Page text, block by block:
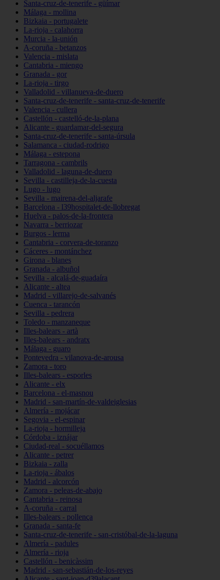
Santa-cruz-de-tenerife - güímar
Málaga - mollina
Bizkaia - portugalete
La-rioja - calahorra
Murcia - la-unión
A-coruña - betanzos
Valencia - mislata
Cantabria - miengo
Granada - gor
La-rioja - tirgo
Valladolid - villanueva-de-duero
Santa-cruz-de-tenerife - santa-cruz-de-tenerife
Valencia - cullera
Castellón - castelló-de-la-plana
Alicante - guardamar-del-segura
Santa-cruz-de-tenerife - santa-úrsula
Salamanca - ciudad-rodrigo
Málaga - estepona
Tarragona - cambrils
Valladolid - laguna-de-duero
Sevilla - castilleja-de-la-cuesta
Lugo - lugo
Sevilla - mairena-del-aljarafe
Barcelona - l39hospitalet-de-llobregat
Huelva - palos-de-la-frontera
Navarra - berriozar
Burgos - lerma
Cantabria - corvera-de-toranzo
Cáceres - montánchez
Girona - blanes
Granada - albuñol
Sevilla - alcalá-de-guadaíra
Alicante - altea
Madrid - villarejo-de-salvanés
Cuenca - tarancón
Sevilla - pedrera
Toledo - manzaneque
Illes-balears - artà
Illes-balears - andratx
Málaga - guaro
Pontevedra - vilanova-de-arousa
Zamora - toro
Illes-balears - esporles
Alicante - elx
Barcelona - el-masnou
Madrid - san-martín-de-valdeiglesias
Almería - mojácar
Segovia - el-espinar
La-rioja - hormilleja
Córdoba - iznájar
Ciudad-real - socuéllamos
Alicante - petrer
Bizkaia - zalla
La-rioja - ábalos
Madrid - alcorcón
Zamora - peleas-de-abajo
Cantabria - reinosa
A-coruña - carral
Illes-balears - pollença
Granada - santa-fe
Santa-cruz-de-tenerife - san-cristóbal-de-la-laguna
Almería - padules
Almería - rioja
Castellón - benicàssim
Madrid - san-sebastián-de-los-reyes